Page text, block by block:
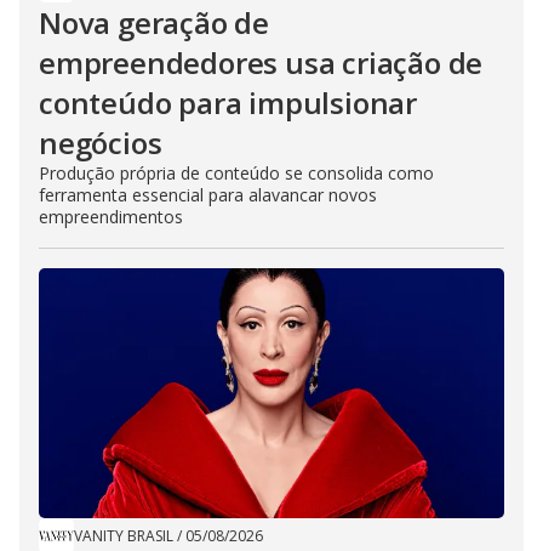
Nova geração de
empreendedores usa criação de
conteúdo para impulsionar
negócios
Produção própria de conteúdo se consolida como
ferramenta essencial para alavancar novos
empreendimentos
VANITY BRASIL/ 05/08/2026